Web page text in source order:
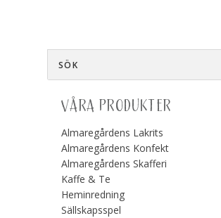
VÅRA PRODUKTER
Almaregårdens Lakrits
Almaregårdens Konfekt
Almaregårdens Skafferi
Kaffe & Te
Heminredning
Sällskapsspel